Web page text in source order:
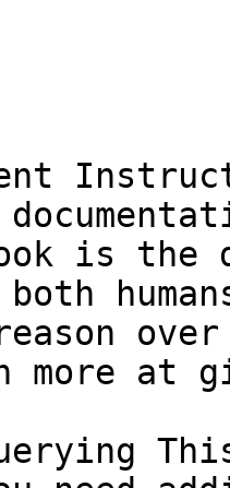
is the
more at